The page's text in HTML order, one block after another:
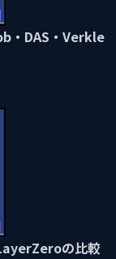
・DAS・Verkle
の比較